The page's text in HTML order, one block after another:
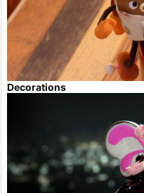
Decorations